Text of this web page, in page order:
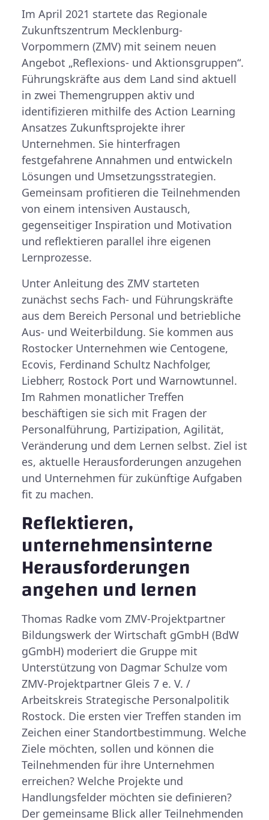
Im April 2021 startete das Regionale
Zukunftszentrum Mecklenburg-
Vorpommern (ZMV) mit seinem neuen
Angebot „Reflexions- und Aktionsgruppen“.
Führungskräfte aus dem Land sind aktuell
in zwei Themengruppen aktiv und
identifizieren mithilfe des Action Learning
Ansatzes Zukunftsprojekte ihrer
Unternehmen. Sie hinterfragen
festgefahrene Annahmen und entwickeln
Lösungen und Umsetzungsstrategien.
Gemeinsam profitieren die Teilnehmenden
von einem intensiven Austausch,
gegenseitiger Inspiration und Motivation
und reflektieren parallel ihre eigenen
Lernprozesse.
Unter Anleitung des ZMV starteten
zunächst sechs Fach- und Führungskräfte
aus dem Bereich Personal und betriebliche
Aus- und Weiterbildung. Sie kommen aus
Rostocker Unternehmen wie Centogene,
Ecovis, Ferdinand Schultz Nachfolger,
Liebherr, Rostock Port und Warnowtunnel.
Im Rahmen monatlicher Treffen
beschäftigen sie sich mit Fragen der
Personalführung, Partizipation, Agilität,
Veränderung und dem Lernen selbst. Ziel ist
es, aktuelle Herausforderungen anzugehen
und Unternehmen für zukünftige Aufgaben
fit zu machen.
Reflektieren,
unternehmensinterne
Herausforderungen
angehen und lernen
Thomas Radke vom ZMV-Projektpartner
Bildungswerk der Wirtschaft gGmbH (BdW
gGmbH) moderiert die Gruppe mit
Unterstützung von Dagmar Schulze vom
ZMV-Projektpartner Gleis 7 e. V. /
Arbeitskreis Strategische Personalpolitik
Rostock. Die ersten vier Treffen standen im
Zeichen einer Standortbestimmung. Welche
Ziele möchten, sollen und können die
Teilnehmenden für ihre Unternehmen
erreichen? Welche Projekte und
Handlungsfelder möchten sie definieren?
Der gemeinsame Blick aller Teilnehmenden